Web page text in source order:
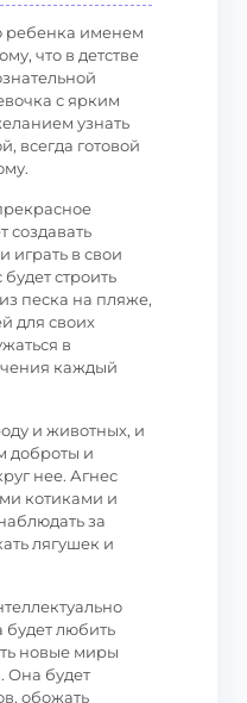
ребенка именем
что в детстве
с ярким
узнать
всегда готовой
создавать
играть в свои
строить
песка на пляже,
для своих
в
каждый
и животных, и
доброты и
нее. Агнес
котиками и
за
лягушек и
будет любить
новые миры
Она будет
обожать